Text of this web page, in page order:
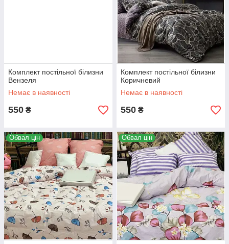
Комплект постільної білизни
Вензеля
Немає в наявності
550 ₴
Комплект постільної білизни
Коричневий
Немає в наявності
550 ₴
Обвал цін Обвал цін